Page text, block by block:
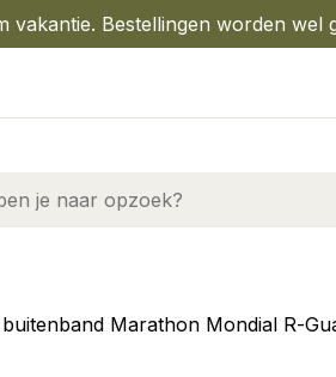
vakantie. Bestellingen worden wel
Marathon Mondial R-